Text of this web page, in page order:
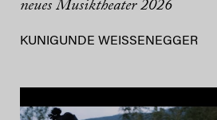
neues Musiktheater 2026
KUNIGUNDE WEISSENEGGER